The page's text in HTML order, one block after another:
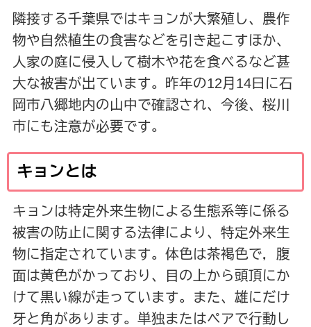
隣接する千葉県ではキョンが大繁殖し、農作
物や自然植生の食害などを引き起こすほか、
人家の庭に侵入して樹木や花を食べるなど甚
大な被害が出ています。 昨年の12月14日に石
岡市八郷地内の山中で確認され、今後、桜川
市にも注意が必要です。
キョンとは
キョンは特定外来生物による生態系等に係る
被害の防止に関する法律により、特定外来生
物に指定されています。体色は茶褐色で，腹
面は黄色がかっており、目の上から頭頂にか
けて黒い線が走っています。また、雄にだけ
牙と角があります。単独またはペアで行動し